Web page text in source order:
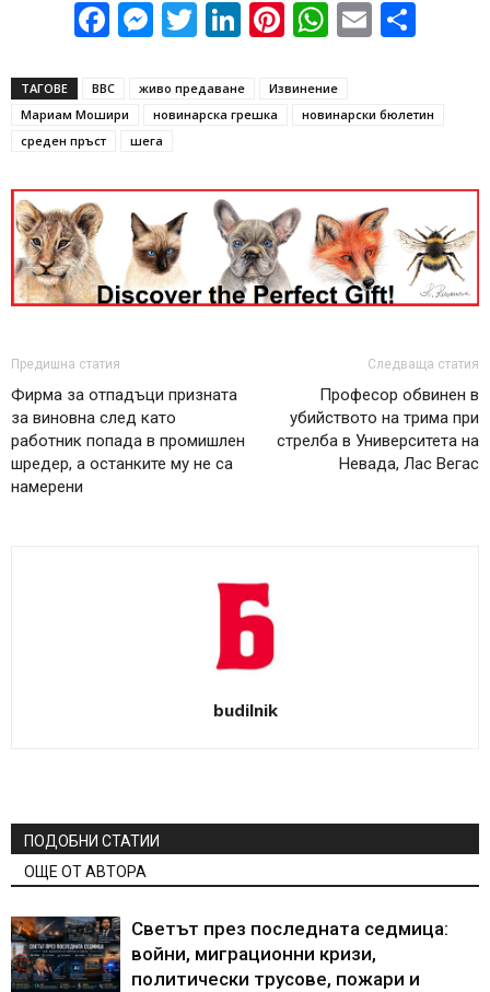
Facebook
Messenger
Twitter
LinkedIn
Pinterest
WhatsApp
Email
ТАГОВЕ BBC живо предаване
Извинение
Мариам Мошири
новинарска грешка
новинарски бюлетин
среден пръст
шега
Предишна статия
Фирма за отпадъци призната
за виновна след като
работник попада в промишлен
шредер, а останките му не са
намерени
Следваща статия
Професор обвинен в
убийството на трима при
стрелба в Университета на
Невада, Лас Вегас
budilnik
ПОДОБНИ СТАТИИ
ОЩЕ ОТ АВТОРА
Светът през последната седмица:
войни, миграционни кризи,
политически трусове, пожари и